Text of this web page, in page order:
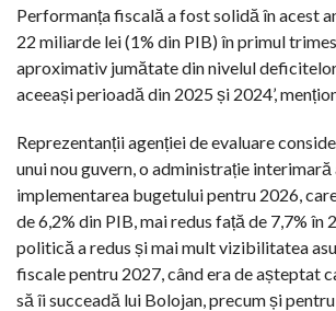
Performanța fiscală a fost solidă în acest
22 miliarde lei (1% din PIB) în primul
aproximativ jumătate din nivelul
aceeași perioadă din 2025 și 2024’,
Reprezentanții agenției de evaluare
unui nou guvern, o administrație
implementarea bugetului pentru 2026,
de 6,2% din PIB, mai redus față de 7,7% în
politică a redus și mai mult vizibilitatea
fiscale pentru 2027, când era de așteptat
să îi succeadă lui Bolojan, precum și